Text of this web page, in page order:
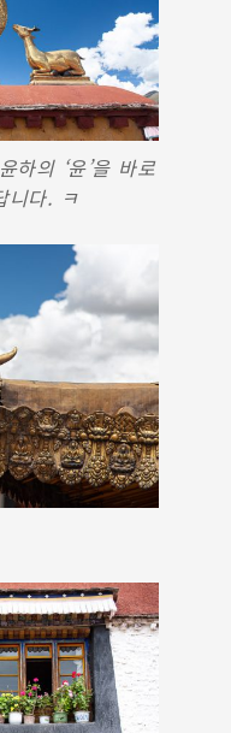
하의 ‘윤’을 바로
니다. ㅋ